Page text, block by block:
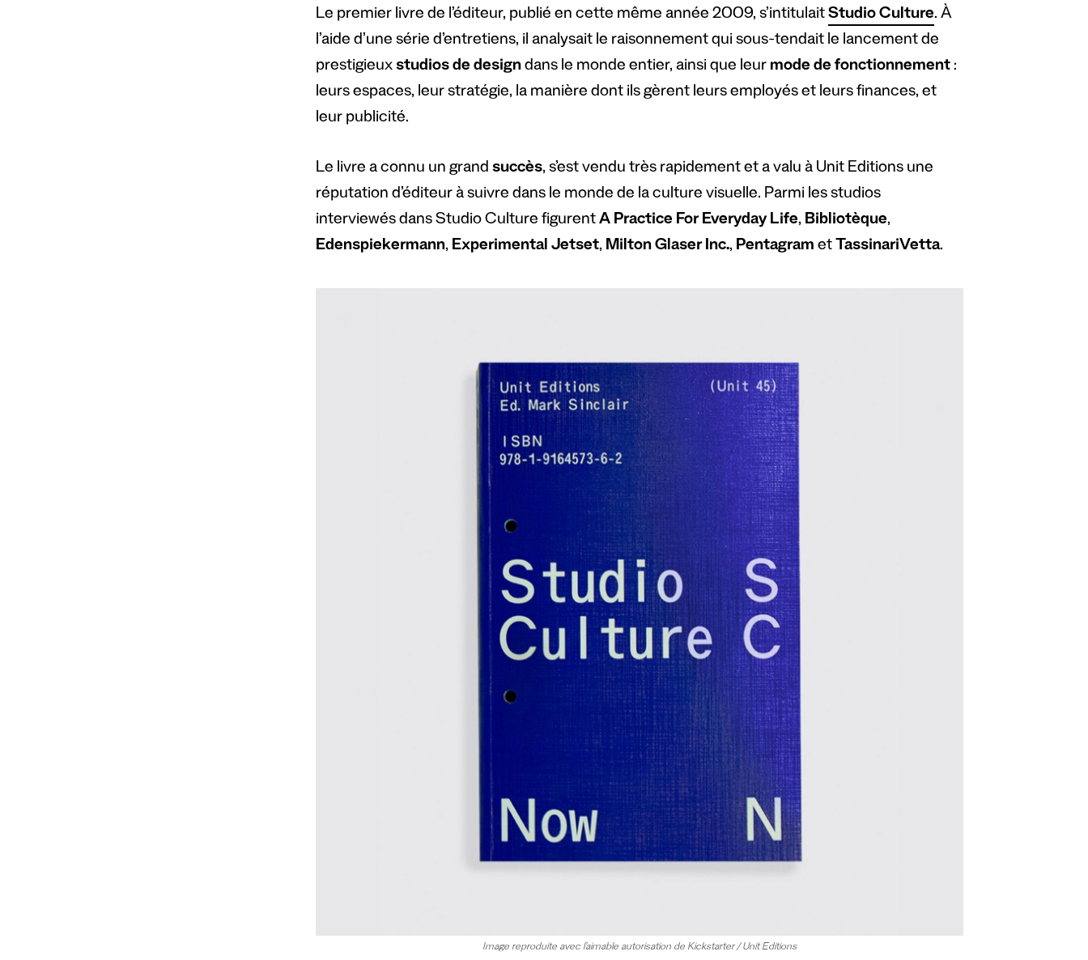
Le premier livre de l’éditeur, publié en cette même année 2009, s’intitulaitStudio Culture. À
l’aide d’une série d’entretiens, il analysait le raisonnement qui sous-tendait le lancement de
prestigieuxstudios de designdans le monde entier, ainsi que leurmode de fonctionnement:
leurs espaces, leur stratégie, la manière dont ils gèrent leurs employés et leurs finances, et
leur publicité.
Le livre a connu un grand succès, s’est vendu très rapidement et a valu à Unit Editions une
réputation d’éditeur à suivre dans le monde de la culture visuelle. Parmi les studios
interviewés dans Studio Culture figurentA Practice For Everyday Life, Bibliotèque,
Edenspiekermann, Experimental Jetset, Milton Glaser Inc., Pentagram etTassinariVetta.
Image reproduite avec l’aimable autorisation de Kickstarter / Unit Editions